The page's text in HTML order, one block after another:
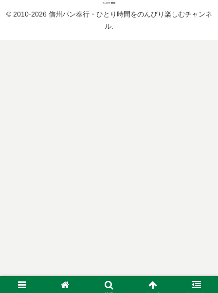
© 2010-2026 信州パン奉行・ひとり時間をのんびり楽しむチャンネ
ル.